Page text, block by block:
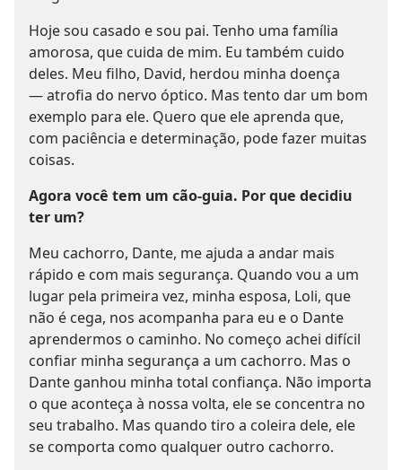
Hoje sou casado e sou pai. Tenho uma família
amorosa, que cuida de mim. Eu também cuido
deles. Meu filho, David, herdou minha doença
— atrofia do nervo óptico. Mas tento dar um bom
exemplo para ele. Quero que ele aprenda que,
com paciência e determinação, pode fazer muitas
coisas.
Agora você tem um cão-guia. Por que decidiu
ter um?
Meu cachorro, Dante, me ajuda a andar mais
rápido e com mais segurança. Quando vou a um
lugar pela primeira vez, minha esposa, Loli, que
não é cega, nos acompanha para eu e o Dante
aprendermos o caminho. No começo achei difícil
confiar minha segurança a um cachorro. Mas o
Dante ganhou minha total confiança. Não importa
o que aconteça à nossa volta, ele se concentra no
seu trabalho. Mas quando tiro a coleira dele, ele
se comporta como qualquer outro cachorro.